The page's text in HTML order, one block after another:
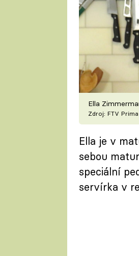
Ella
Zdroj: FTV Prima
Ella je v
sebou
speciální
servírka v